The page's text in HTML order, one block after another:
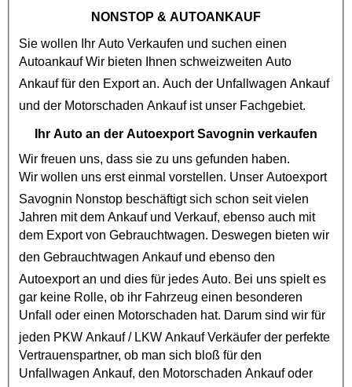
NONSTOP & AUTOANKAUF
Sie wollen Ihr Auto Verkaufen und suchen einen
AutoankaufWir bieten Ihnen schweizweiten Auto
Ankauf für den Export an. Auch der Unfallwagen Ankauf
und der Motorschaden Ankaufist unser Fachgebiet.
Ihr Auto an der Autoexport Savognin verkaufen
Wir freuen uns, dass sie zu uns gefunden haben.
Wir wollen uns erst einmal vorstellen. Unser Autoexport
Savognin Nonstop beschäftigt sich schon seit vielen
Jahren mit dem Ankauf und Verkauf, ebenso auch mit
dem Export von Gebrauchtwagen. Deswegen bieten wir
den Gebrauchtwagen Ankaufund ebenso den
Autoexportan und dies für jedes Auto. Bei uns spielt es
gar keine Rolle, ob ihr Fahrzeug einen besonderen
Unfall oder einen Motorschaden hat. Darum sind wir für
jeden PKW Ankauf/ LKW AnkaufVerkäufer der perfekte
Vertrauenspartner, ob man sich bloß für den
Unfallwagen Ankauf, den Motorschaden Ankaufoder